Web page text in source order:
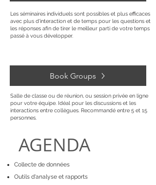
Les séminaires individuels sont possibles et plus efficaces
avec plus d'interaction et de temps pour les questions et
les réponses afin de tirer le meilleur parti de votre temps
passé à vous développer.
Book Groups
Salle de classe ou de réunion, ou session privée en ligne
pour votre équipe. Idéal pour les discussions et les
interactions entre collègues. Recommandé entre 5 et 15
personnes.
AGENDA
Collecte de données
Outils d'analyse et rapports